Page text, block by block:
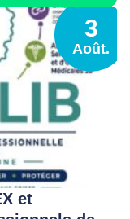
?
24
Juil.